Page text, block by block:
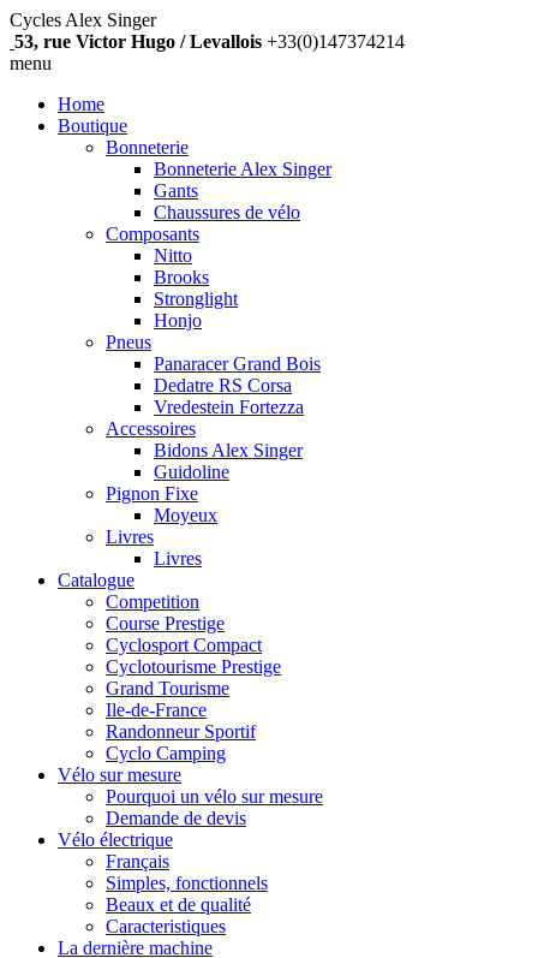
Cycles Alex Singer
53, rue Victor Hugo / Levallois +33(0)147374214
menu
Home
Boutique
Bonneterie
Bonneterie Alex Singer
Gants
Chaussures de vélo
Composants
Nitto
Brooks
Stronglight
Honjo
Pneus
Panaracer Grand Bois
Dedatre RS Corsa
Vredestein Fortezza
Accessoires
Bidons Alex Singer
Guidoline
Pignon Fixe
Moyeux
Livres
Livres
Catalogue
Competition
Course Prestige
Cyclosport Compact
Cyclotourisme Prestige
Grand Tourisme
Ile-de-France
Randonneur Sportif
Cyclo Camping
Vélo sur mesure
Pourquoi un vélo sur mesure
Demande de devis
Vélo électrique
Français
Simples, fonctionnels
Beaux et de qualité
Caracteristiques
La dernière machine